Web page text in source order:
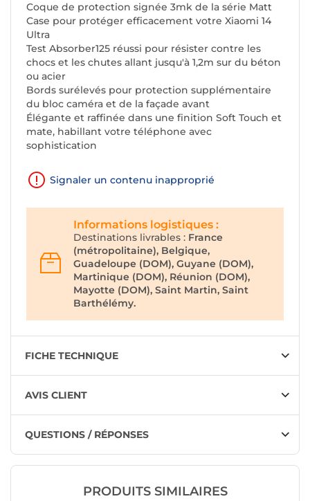
Coque de protection signée 3mk de la série Matt
Case pour protéger efficacement votre Xiaomi 14
Ultra
Test Absorber125 réussi pour résister contre les
chocs et les chutes allant jusqu'à 1,2m sur du béton
ou acier
Bords surélevés pour protection supplémentaire
du bloc caméra et de la façade avant
Élégante et raffinée dans une finition Soft Touch et
mate, habillant votre téléphone avec
sophistication
Signaler un contenu inapproprié
Informations logistiques :
Destinations livrables : France
(métropolitaine), Belgique,
Guadeloupe (DOM), Guyane (DOM),
Martinique (DOM), Réunion (DOM),
Mayotte (DOM), Saint Martin, Saint
Barthélémy.
FICHE TECHNIQUE
AVIS CLIENT
QUESTIONS / RÉPONSES
PRODUITS SIMILAIRES